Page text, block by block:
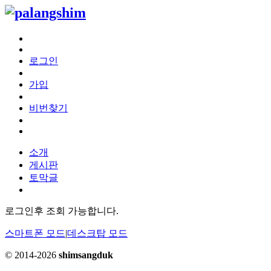
로그인
가입
비번찾기
소개
게시판
토막글
로그인후 조회 가능합니다.
스마트폰 모드|데스크탑 모드
© 2014-2026 shimsangduk